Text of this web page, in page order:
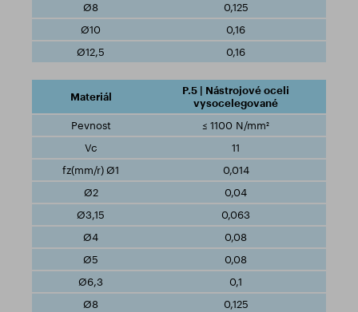
0,125
0,16
0,16
P.5 | Nástrojové oceli
vysocelegované
≤ 1100 N/mm²
11
0,014
0,04
0,063
0,08
0,08
0,1
0,125